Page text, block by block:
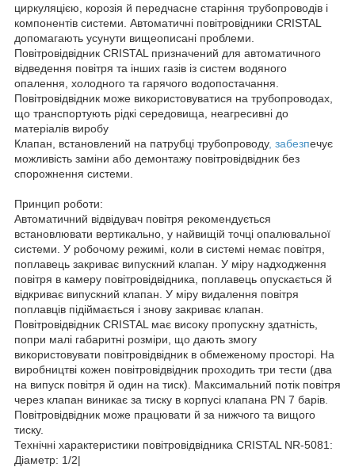
циркуляцією, корозія й передчасне старіння трубопроводів і
компонентів системи. Автоматичні повітровідники CRISTAL
допомагають усунути вищеописані проблеми.
Повітровідвідник CRISTAL призначений для автоматичного
відведення повітря та інших газів із систем водяного
опалення, холодного та гарячого водопостачання.
Повітровідвідник може використовуватися на трубопроводах,
що транспортують рідкі середовища, неагресивні до
матеріалів виробу
Клапан, встановлений на патрубці трубопроводу, забезпечує
можливість заміни або демонтажу повітровідвідник без
спорожнення системи.
Принцип роботи:
Автоматичний відвідувач повітря рекомендується
встановлювати вертикально, у найвищій точці опалювальної
системи. У робочому режимі, коли в системі немає повітря,
поплавець закриває випускний клапан. У міру надходження
повітря в камеру повітровідвідника, поплавець опускається й
відкриває випускний клапан. У міру видалення повітря
поплавців підіймається і знову закриває клапан.
Повітровідвідник CRISTAL має високу пропускну здатність,
попри малі габаритні розміри, що дають змогу
використовувати повітровідвідник в обмеженому просторі. На
виробництві кожен повітровідвідник проходить три тести (два
на випуск повітря й один на тиск). Максимальний потік повітря
через клапан виникає за тиску в корпусі клапана PN 7 барів.
Повітровідвідник може працювати й за нижчого та вищого
тиску.
Технічні характеристики повітровідвідника CRISTAL NR-5081:
Діаметр: 1/2|